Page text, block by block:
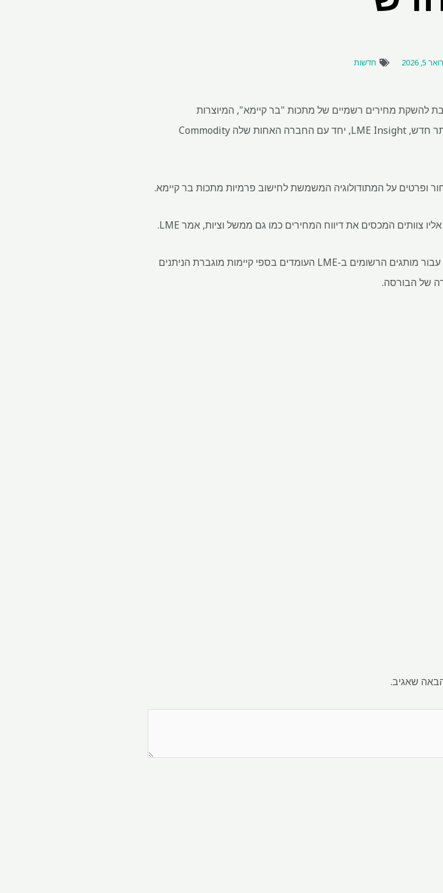
5, 2026 חדשות
להשקת מחירים רשמיים של מתכות "בר קיימא", המיוצרות
בסטנדרטים סביבתיים וחברתיים גבוהים יותר, והוציאה אתר חדש, LME Insight, יחד עם החברה האחות שלה Commodity
"מתודולוגיית תמחור הפרימיום של מתכת בר-קיימא תהיה עבור מותגים הרשומים ב-LME העומדים בספי קיימות מוגברת הניתנים
שאגיב.